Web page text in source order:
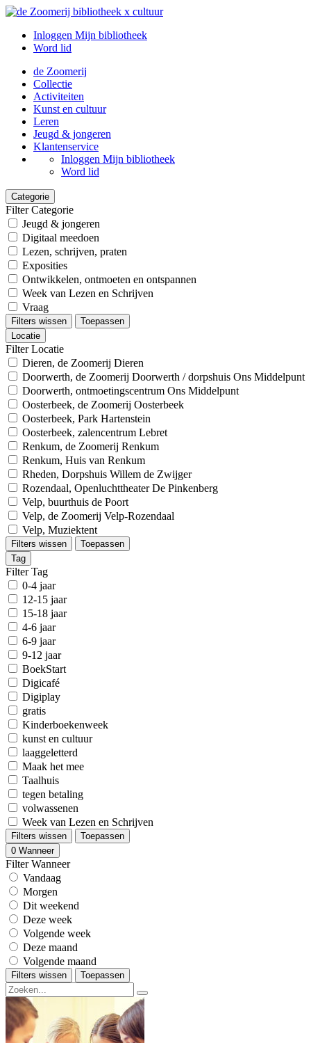
Inloggen Mijn bibliotheek
Word lid
de Zoomerij
Collectie
Activiteiten
Kunst en cultuur
Leren
Jeugd & jongeren
Klantenservice
Inloggen Mijn bibliotheek
Word lid
Categorie
Filter Categorie
Jeugd & jongeren
Digitaal meedoen
Lezen, schrijven, praten
Exposities
Ontwikkelen, ontmoeten en ontspannen
Week van Lezen en Schrijven
Vraag
Filters wissen
Toepassen
Locatie
Filter Locatie
Dieren, de Zoomerij Dieren
Doorwerth, de Zoomerij Doorwerth / dorpshuis Ons Middelpunt
Doorwerth, ontmoetingscentrum Ons Middelpunt
Oosterbeek, de Zoomerij Oosterbeek
Oosterbeek, Park Hartenstein
Oosterbeek, zalencentrum Lebret
Renkum, de Zoomerij Renkum
Renkum, Huis van Renkum
Rheden, Dorpshuis Willem de Zwijger
Rozendaal, Openluchttheater De Pinkenberg
Velp, buurthuis de Poort
Velp, de Zoomerij Velp-Rozendaal
Velp, Muziektent
Filters wissen
Toepassen
Tag
Filter Tag
0-4 jaar
12-15 jaar
15-18 jaar
4-6 jaar
6-9 jaar
9-12 jaar
BoekStart
Digicafé
Digiplay
gratis
Kinderboekenweek
kunst en cultuur
laaggeletterd
Maak het mee
Taalhuis
tegen betaling
volwassenen
Week van Lezen en Schrijven
Filters wissen
Toepassen
0 Wanneer
Filter Wanneer
Vandaag
Morgen
Dit weekend
Deze week
Volgende week
Deze maand
Volgende maand
Filters wissen Toepassen